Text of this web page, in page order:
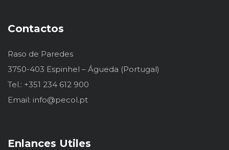
Contactos
Raso de Paredes
3750-403 Espinhel – Águeda (Portugal)
Tel.: +351 234 612 900
Email: info@pecol.pt
Enlances Utiles